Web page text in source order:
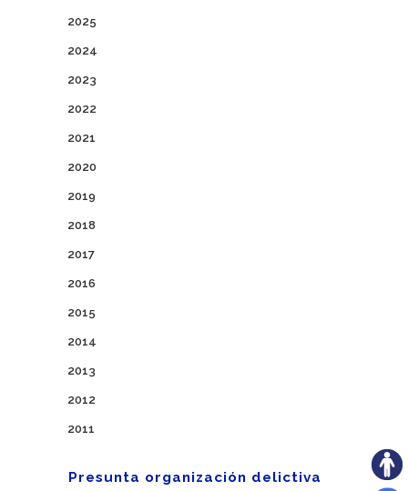
2025
2024
2023
2022
2021
2020
2019
2018
2017
2016
2015
2014
2013
2012
2011
Presunta organización delictiva